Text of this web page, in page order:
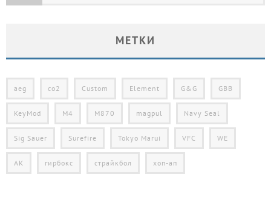
МЕТКИ
aeg co2 Custom Element G&G GBB
KeyMod M4 M870 magpul Navy Seal
Sig Sauer Surefire Tokyo Marui VFC WE
АК гирбокс страйкбол хоп-ап